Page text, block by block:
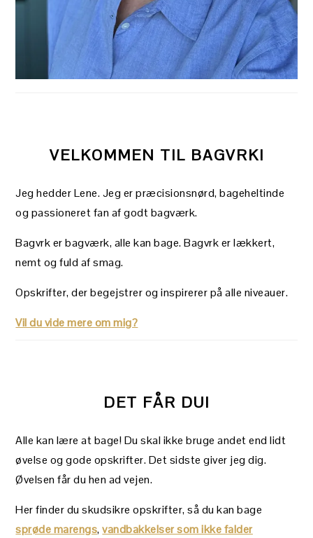
VELKOMMEN TIL BAGVRK!
Jeg hedder Lene. Jeg er præcisionsnørd, bageheltinde
og passioneret fan af godt bagværk.
Bagvrk er bagværk, alle kan bage. Bagvrk er lækkert,
nemt og fuld af smag.
Opskrifter, der begejstrer og inspirerer på alle niveauer.
Vil du vide mere om mig?
DET FÅR DU!
Alle kan lære at bage! Du skal ikke bruge andet end lidt
øvelse og gode opskrifter. Det sidste giver jeg dig.
Øvelsen får du hen ad vejen.
Her finder du skudsikre opskrifter, så du kan bage
sprøde marengs,vandbakkelser som ikke falder